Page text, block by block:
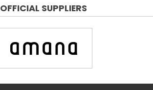
OFFICIAL SUPPLIERS